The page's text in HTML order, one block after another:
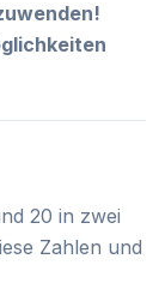
20 in zwei
Zahlen und